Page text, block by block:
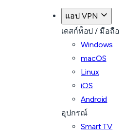
แอป VPN
เดสก์ท็อป / มือถือ
Windows
macOS
Linux
iOS
Android
อุปกรณ์
Smart TV